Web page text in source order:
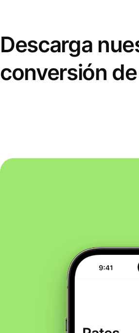
Descarga
conversión